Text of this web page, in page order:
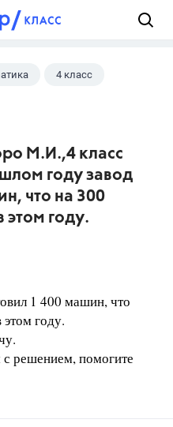
4 класс
М.И.,4 класс
году завод
что на 300
году.
1 400 машин, что
году.
с решением, помогите